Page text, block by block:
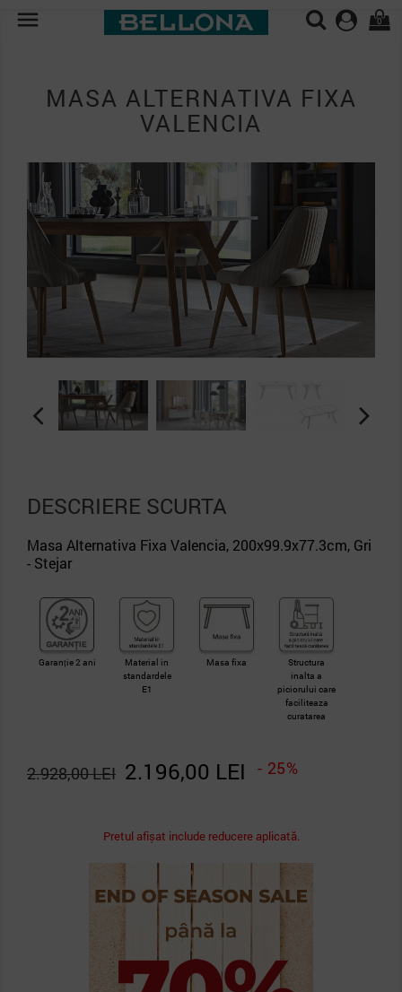
 0
MASA ALTERNATIVA FIXA
VALENCIA
DESCRIERE SCURTA
Masa Alternativa Fixa Valencia, 200x99.9x77.3cm, Gri
- Stejar
Garanție 2 ani
Material in
standardele
E1
Masa fixa
Structura
inalta a
piciorului care
faciliteaza
curatarea
2.196,00 LEI - 25%
2.928,00 LEI
Pretul afișat include reducere aplicată.